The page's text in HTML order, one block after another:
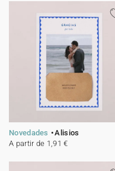
Novedades
Alisios
A partir de 1,91 €